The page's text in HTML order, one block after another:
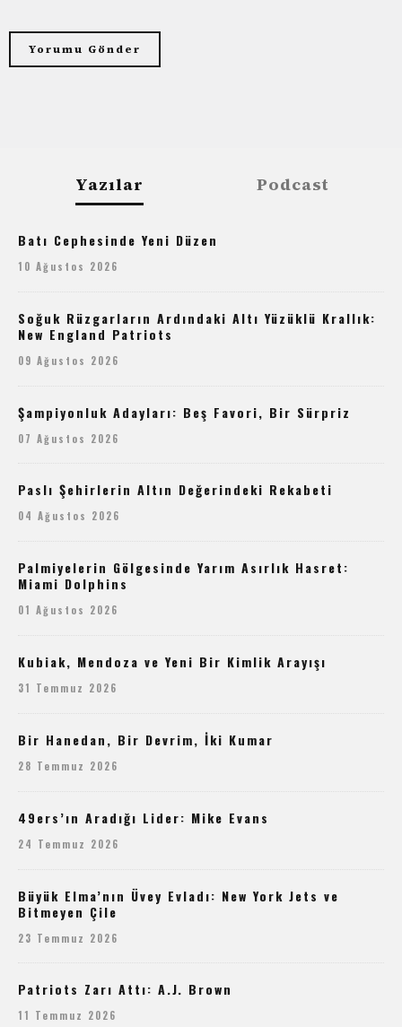
Yazılar Podcast
Batı Cephesinde Yeni Düzen
10 Ağustos 2026
Soğuk Rüzgarların Ardındaki Altı Yüzüklü Krallık:
New England Patriots
09 Ağustos 2026
Şampiyonluk Adayları: Beş Favori, Bir Sürpriz
07 Ağustos 2026
Paslı Şehirlerin Altın Değerindeki Rekabeti
04 Ağustos 2026
Palmiyelerin Gölgesinde Yarım Asırlık Hasret:
Miami Dolphins
01 Ağustos 2026
Kubiak, Mendoza ve Yeni Bir Kimlik Arayışı
31 Temmuz 2026
Bir Hanedan, Bir Devrim, İki Kumar
28 Temmuz 2026
49ers’ın Aradığı Lider: Mike Evans
24 Temmuz 2026
Büyük Elma’nın Üvey Evladı: New York Jets ve
Bitmeyen Çile
23 Temmuz 2026
Patriots Zarı Attı: A.J. Brown
11 Temmuz 2026